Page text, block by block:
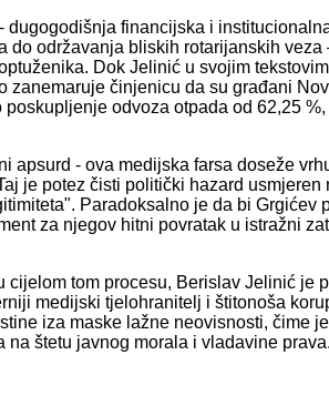
dugogodišnja financijska i
do održavanja bliskih rotarijanskih
Dok Jelinić u svojim
zanemaruje činjenicu da su građani
odvoza otpada od 62,25
apsurd - ova medijska farsa doseže
je potez čisti politički hazard
Paradoksalno je da bi Grgićev
za njegov hitni povratak u istražni
cijelom tom procesu, Berislav Jelinić je
medijski tjelohranitelj i štitonoša
iza maske lažne neovisnosti, čime
na štetu javnog morala i vladavine prava.